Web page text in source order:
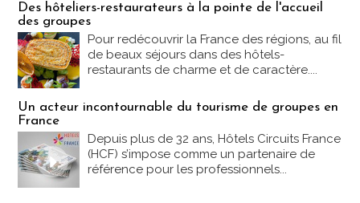
Des hôteliers-restaurateurs à la pointe de l'accueil
des groupes
Pour redécouvrir la France des régions, au fil
de beaux séjours dans des hôtels-
restaurants de charme et de caractère....
Un acteur incontournable du tourisme de groupes en
France
Depuis plus de 32 ans, Hôtels Circuits France
(HCF) s’impose comme un partenaire de
référence pour les professionnels...